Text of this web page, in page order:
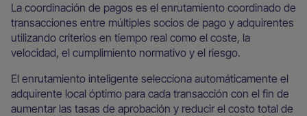
La coordinación de pagos es el enrutamiento coordinado de
transacciones entre múltiples socios de pago y adquirentes
utilizando criterios en tiempo real como el coste, la
velocidad, el cumplimiento normativo y el riesgo.
El enrutamiento inteligente selecciona automáticamente el
adquirente local óptimo para cada transacción con el fin de
aumentar las tasas de aprobación y reducir el costo total de